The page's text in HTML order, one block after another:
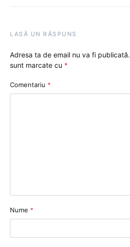
LASĂ UN RĂSPUNS
Adresa ta de email nu va fi publicată.
sunt marcate cu *
Comentariu *
Nume *